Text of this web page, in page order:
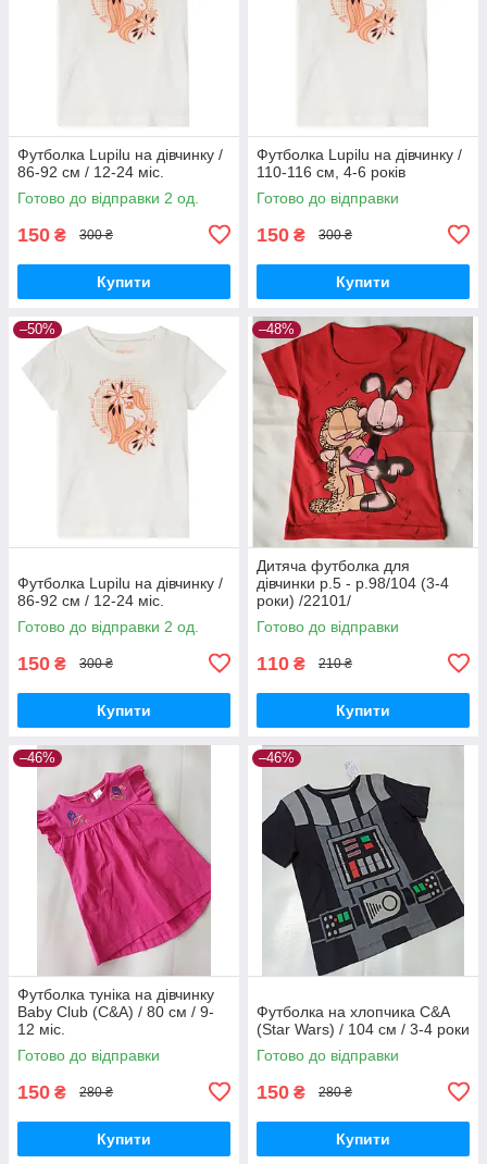
Футболка Lupilu на дівчинку /
86-92 см / 12-24 міс.
Готово до відправки 2 од.
150 ₴ 300 ₴
Купити
Футболка Lupilu на дівчинку /
110-116 см, 4-6 років
Готово до відправки
150 ₴ 300 ₴
Купити
–50%
Футболка Lupilu на дівчинку /
86-92 см / 12-24 міс.
Готово до відправки 2 од.
150 ₴ 300 ₴
Купити
–48%
Дитяча футболка для
дівчинки р.5 - р.98/104 (3-4
роки) /22101/
Готово до відправки
110 ₴ 210 ₴
Купити
–46%
Футболка туніка на дівчинку
Baby Club (C&A) / 80 см / 9-
12 міс.
Готово до відправки
150 ₴ 280 ₴
Купити
–46%
Футболка на хлопчика C&A
(Star Wars) / 104 см / 3-4 роки
Готово до відправки
150 ₴ 280 ₴
Купити